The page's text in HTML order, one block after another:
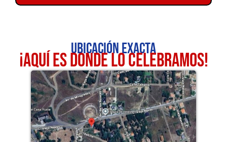
Ubicación exacta
¡Aquí es donde lo celebramos!